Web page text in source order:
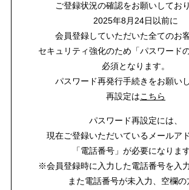
ご登録状況の確認をお願いしており
2025年8月24日以前に
会員登録していただいた全てのお客
セキュリティ強化のため「パスワード
必須となります。
パスワード再発行手続きをお願いし
再設定はこちら
パスワード再設定には、
現在ご登録いただいているメールア
「電話番号」が必要になります
※会員登録時に入力した電話番号を入力
また電話番号が未入力、空欄の